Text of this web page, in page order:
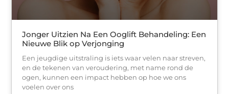
Jonger Uitzien Na Een Ooglift Behandeling: Een
Nieuwe Blik op Verjonging
Een jeugdige uitstraling is iets waar velen naar streven,
en de tekenen van veroudering, met name rond de
ogen, kunnen een impact hebben op hoe we ons
voelen over ons